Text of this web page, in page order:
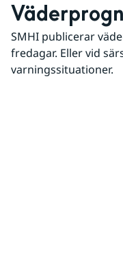
SMHI publicerar
fredagar. Eller vid
varningssituationer.